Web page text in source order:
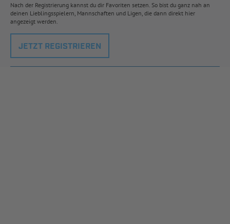
Nach der Registrierung kannst du dir Favoriten setzen. So bist du ganz nah an
deinen Lieblingsspielern, Mannschaften und Ligen, die dann direkt hier
angezeigt werden.
JETZT REGISTRIEREN